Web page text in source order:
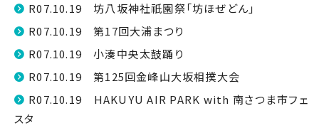
R07.10.19 坊八坂神社祇園祭「坊ほぜどん」
R07.10.19 第17回大浦まつり
R07.10.19 小湊中央太鼓踊り
R07.10.19 第125回金峰山大坂相撲大会
R07.10.19 HAKUYU AIR PARK with 南さつま市フェ
スタ